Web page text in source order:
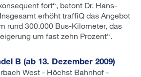
fort“, betont Dr. Hans-
erhöht traffiQ das Angebot
rund 300.000 Bus-Kilometer, das
um fast zehn Prozent“.
B (ab 13. Dezember 2009)
West - Höchst Bahnhof -